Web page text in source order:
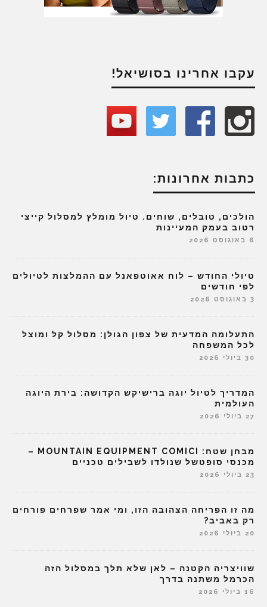
עקבו אחרינו בסושיאל!
כתבות אחרונות:
הולכים, טובלים, שוחים. טיול מומלץ למסלול קייצי
רטוב בעמק המעיינות
6 באוגוסט 2026
טיולי החודש – לוח אאוטפאנל עם ההמלצות לטיולים
לפי חודשים
3 באוגוסט 2026
התעלומה המדעית של צפון הגולן: מסלול קל ומוצל
לכל המשפחה
30 ביולי 2026
המדריך לטיול יוגה ברישיקש הקדושה: בירת היוגה
העולמית
27 ביולי 2026
מבחן שטח: MOUNTAIN EQUIPMENT COMICI –
מכנסי סופטשל שנולדו לשבילים טכניים
23 ביולי 2026
מה זו הפריחה הצהובה הזו, ומי אמר שפרחים פורחים
רק באביב?
20 ביולי 2026
שוויצריה הקטנה – לאן שלא תלך במסלול הזה
הכרמל משתנה בדרך
16 ביולי 2026